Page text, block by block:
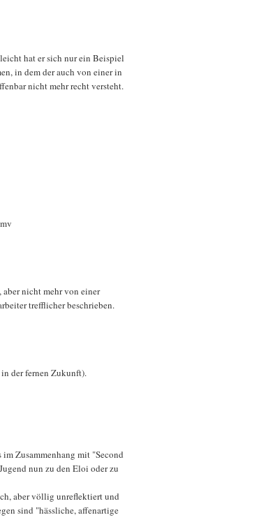
hat er sich nur ein Beispiel
in dem der auch von einer in
nicht mehr recht versteht.
nicht mehr von einer
trefflicher beschrieben.
der fernen Zukunft).
Zusammenhang mit "Second
nun zu den Eloi oder zu
aber völlig unreflektiert und
sind "hässliche, affenartige